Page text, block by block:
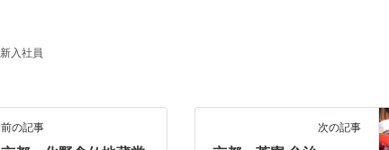
新入社員
前の記事
次の記事